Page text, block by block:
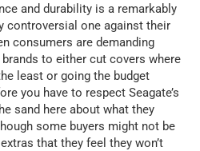
and durability is a remarkably
controversial one against their
consumers are demanding
to either cut covers where
least or going the budget
you have to respect Seagate’s
sand here about what they
some buyers might not be
that they feel they won’t